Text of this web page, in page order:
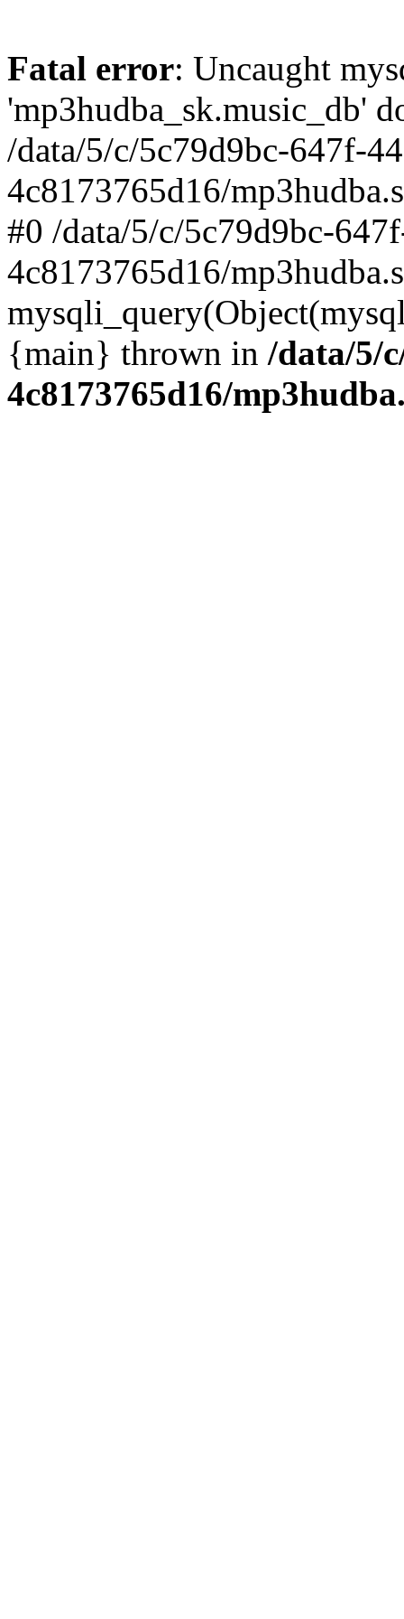
Fatal error: Uncaught
'mp3hudba_sk.music_db'
/data/5/c/5c79d9bc-647f-
4c8173765d16/
#0 /data/5/c/5c79d9bc-
4c8173765d16/
{main} thrown in /data/5/
4c8173765d16/